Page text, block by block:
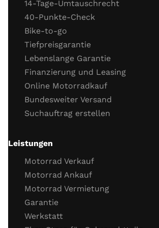
Gaszug
Kupplungszug
Kühlflüssigkeit (Stand, Frostschutz)
Kühlsystemverbindungen
Motor Dichtigkeit
Motor Kaltstartverhalten
Motorlauf
Gasannahme
Öl
Probefahrt
Probefahrt
Verhalten Bremsen
14-Tage-Umtauschrecht
40-Punkte-Check
Bike-to-go
Tiefpreisgarantie
Lebenslange Garantie
Finanzierung und Leasing
Online Motorradkauf
Bundesweiter Versand
Suchauftrag erstellen
Leistungen
Motorrad Verkauf
Motorrad Ankauf
Motorrad Vermietung
Garantie
Werkstatt